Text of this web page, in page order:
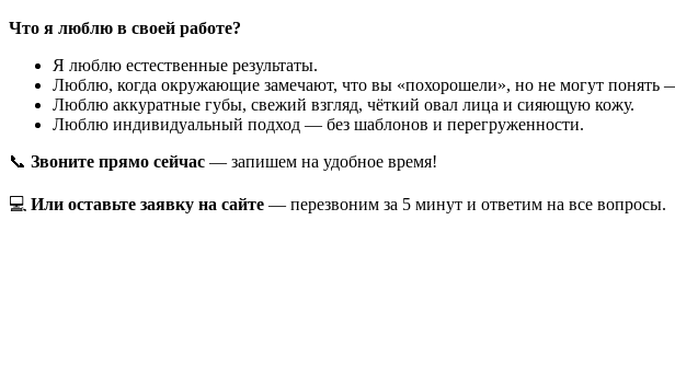
Что я люблю в своей работе?
Я люблю естественные результаты.
Люблю, когда окружающие замечают, что вы «похорошели», но не могут понять
Люблю аккуратные губы, свежий взгляд, чёткий овал лица и сияющую кожу.
Люблю индивидуальный подход — без шаблонов и перегруженности.
📞 Звоните прямо сейчас — запишем на удобное время!
💻 Или оставьте заявку на сайте — перезвоним за 5 минут и ответим на все вопросы.